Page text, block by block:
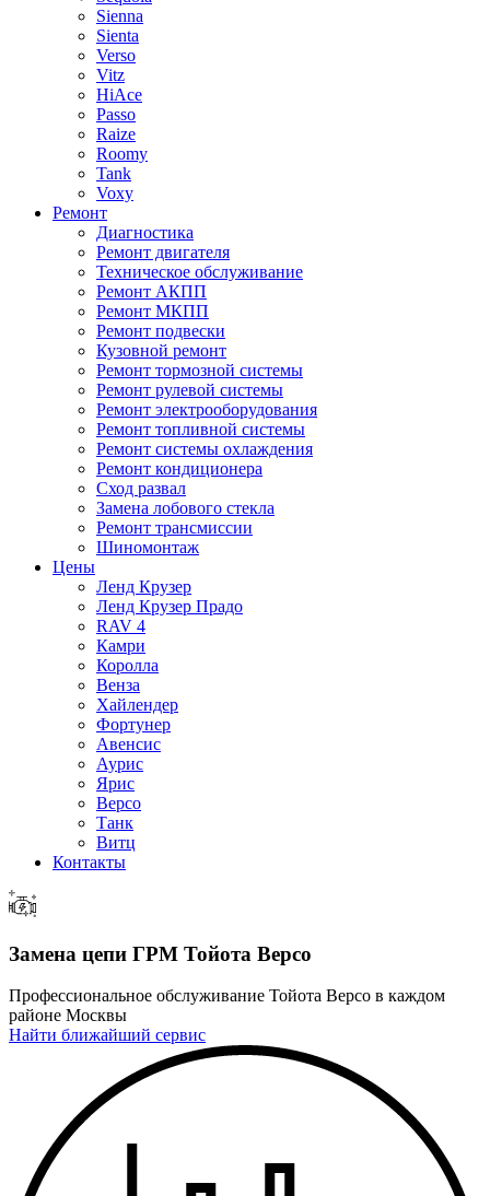
Sienna
Sienta
Verso
Vitz
HiAce
Passo
Raize
Roomy
Tank
Voxy
Ремонт
Диагностика
Ремонт двигателя
Техническое обслуживание
Ремонт АКПП
Ремонт МКПП
Ремонт подвески
Кузовной ремонт
Ремонт тормозной системы
Ремонт рулевой системы
Ремонт электрооборудования
Ремонт топливной системы
Ремонт системы охлаждения
Ремонт кондиционера
Сход развал
Замена лобового стекла
Ремонт трансмиссии
Шиномонтаж
Цены
Ленд Крузер
Ленд Крузер Прадо
RAV 4
Камри
Королла
Венза
Хайлендер
Фортунер
Авенсис
Аурис
Ярис
Версо
Танк
Витц
Контакты
Замена цепи ГРМ Тойота Версо
Профессиональное обслуживание Тойота Версо в каждом
районе Москвы
Найти ближайший сервис